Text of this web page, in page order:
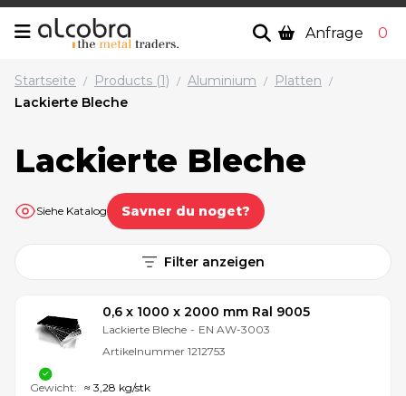
Anfrage 0
Startseite / Products (1) / Aluminium / Platten /
Lackierte Bleche
Lackierte Bleche
Siehe Katalog Savner du noget?
Filter anzeigen
0,6 x 1000 x 2000 mm Ral 9005
Lackierte Bleche - EN AW-3003
Artikelnummer 1212753
Gewicht: ≈ 3,28 kg/stk